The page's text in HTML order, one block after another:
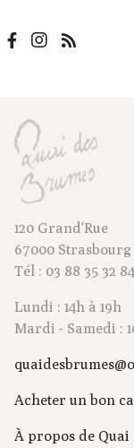
120 Grand'Rue
67000 Strasbourg
Tél : 03 88 35 32 84
Lundi : 14h à 19h
Mardi - Samedi :
Acheter un bon
À propos de Quai